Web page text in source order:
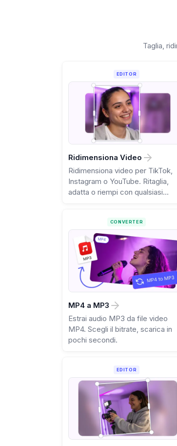
Taglia,
EDITOR
Ridimensiona Video
Ridimensiona video per TikTok,
Instagram o YouTube. Ritaglia,
adatta o riempi con qualsiasi
CONVERTER
MP4 a MP3
Estrai audio MP3 da file video
MP4. Scegli il bitrate, scarica in
pochi secondi.
EDITOR